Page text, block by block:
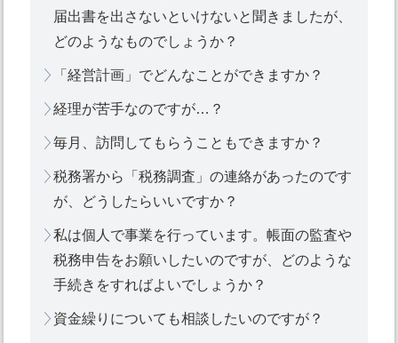
届出書を出さないといけないと聞きましたが、
どのようなものでしょうか？
「経営計画」でどんなことができますか？
経理が苦手なのですが…？
毎月、訪問してもらうこともできますか？
税務署から「税務調査」の連絡があったのです
が、どうしたらいいですか？
私は個人で事業を行っています。帳面の監査や
税務申告をお願いしたいのですが、どのような
手続きをすればよいでしょうか？
資金繰りについても相談したいのですが？